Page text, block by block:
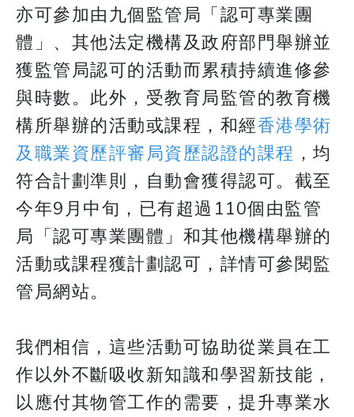
亦可參加由九個監管局「認可專業團
體」、其他法定機構及政府部門舉辦並
獲監管局認可的活動而累積持續進修參
與時數。此外，受教育局監管的教育機
構所舉辦的活動或課程，和經香港學術
及職業資歷評審局資歷認證的課程 ，均
符合計劃準則，自動會獲得認可。截至
今年9月中旬，已有超過110個由監管
局「認可專業團體」和其他機構舉辦的
活動或課程獲計劃認可，詳情可參閱監
管局網站。
我們相信，這些活動可協助從業員在工
作以外不斷吸收新知識和學習新技能，
以應付其物管工作的需要，提升專業水